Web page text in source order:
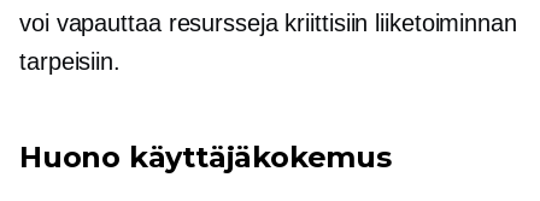
voi vapauttaa resursseja kriittisiin liiketoiminnan
tarpeisiin.
Huono käyttäjäkokemus